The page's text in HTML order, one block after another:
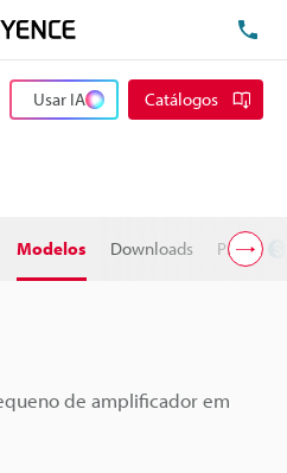
Usar IA Catálogos
Modelos Downloads Preço
de amplificador em